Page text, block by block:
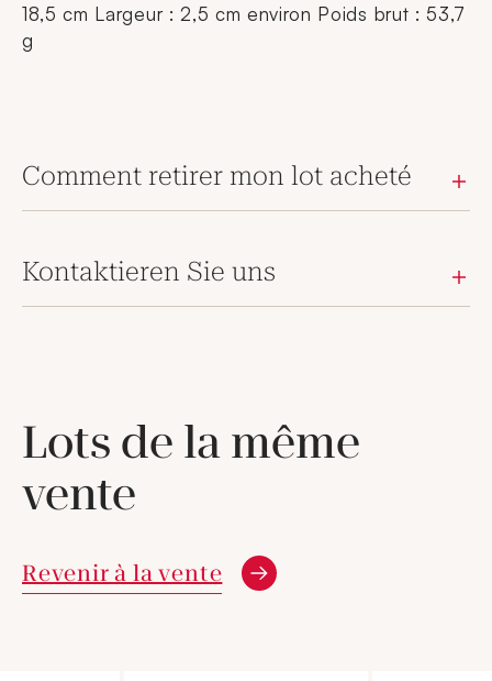
18,5 cm Largeur : 2,5 cm environ Poids brut : 53,7
g
Comment retirer mon lot acheté
Kontaktieren Sie uns
Lots de la même
vente
Revenir à la vente